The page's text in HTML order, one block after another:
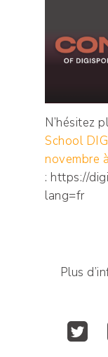
N’hésitez
School
novembre
: https://
lang=fr
Plus